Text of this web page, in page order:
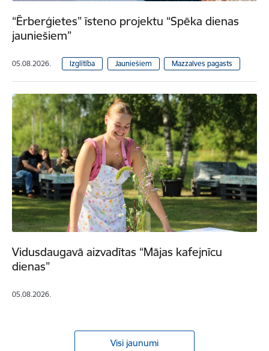
“Ērberģietes” īsteno projektu “Spēka dienas
jauniešiem”
05.08.2026. Izglītība Jauniešiem Mazzalves pagasts
Vidusdaugavā aizvadītas “Mājas kafejnīcu
dienas”
05.08.2026.
Visi jaunumi